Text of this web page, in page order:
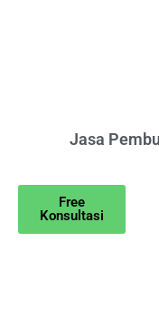
Jasa
Free
Konsultasi